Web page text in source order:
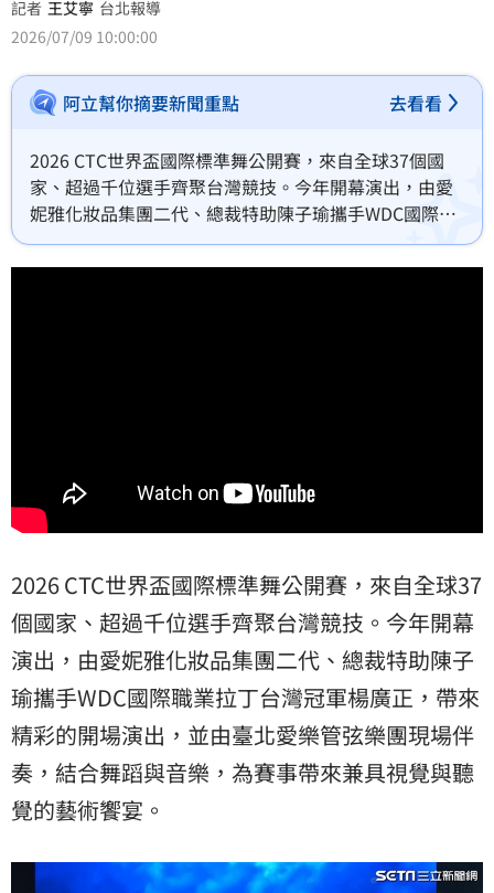
記者 王艾寧 台北報導
2026/07/09 10:00:00
阿立幫你摘要新聞重點 去看看
2026 CTC世界盃國際標準舞公開賽，來自全球37個國
家、超過千位選手齊聚台灣競技。今年開幕演出，由愛
妮雅化妝品集團二代、總裁特助陳子瑜攜手WDC國際職
業拉丁台灣冠軍楊廣正，帶來精彩的開場演出，並由臺
北愛樂管弦樂團現場伴奏，結合舞蹈與音樂，為賽事帶
2026 CTC世界盃國際標準舞公開賽，來自全球37
個國家、超過千位選手齊聚台灣競技。今年開幕
演出，由愛妮雅化妝品集團二代、總裁特助陳子
瑜攜手WDC國際職業拉丁台灣冠軍楊廣正，帶來
精彩的開場演出，並由臺北愛樂管弦樂團現場伴
奏，結合舞蹈與音樂，為賽事帶來兼具視覺與聽
覺的藝術饗宴。